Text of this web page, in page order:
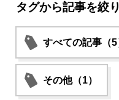
タグから記事を絞
すべての記事（5
その他（1）